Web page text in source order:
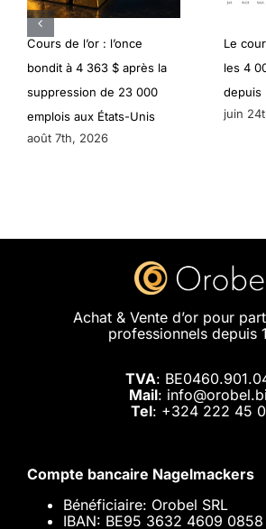
Cours de l’or : l’once
bondit à 4 363 $ après la
suppression de 23 000
emplois aux États-Unis
août 7th, 2026
Le
les 4
depuis
juin
Achat & Vente d’or pour
professionnels depuis
TVA:
Mail:
Tel: +324 222 45
Compte bancaire Nagelmackers
Bénéficiaire: Orobel SRL
IBAN: BE95 3632 4609 0858